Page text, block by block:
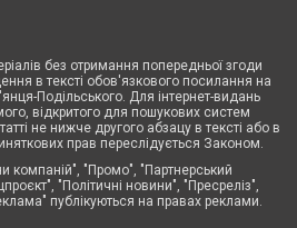
без отримання попередньої згоди
в тексті обов'язкового посилання на
Подільського. Для інтернет-видань
відкритого для пошукових систем
не нижче другого абзацу в тексті або в
прав переслідується Законом.
компаній", "Промо", "Партнерський
"Політичні новини", "Пресреліз",
публікуються на правах реклами.